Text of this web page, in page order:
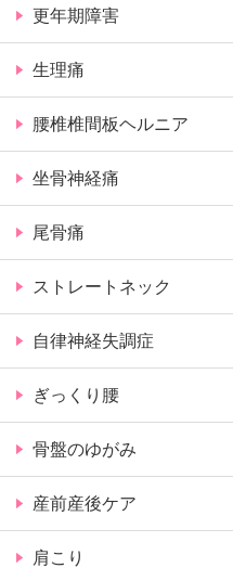
更年期障害
生理痛
腰椎椎間板ヘルニア
坐骨神経痛
尾骨痛
ストレートネック
自律神経失調症
ぎっくり腰
骨盤のゆがみ
産前産後ケア
肩こり